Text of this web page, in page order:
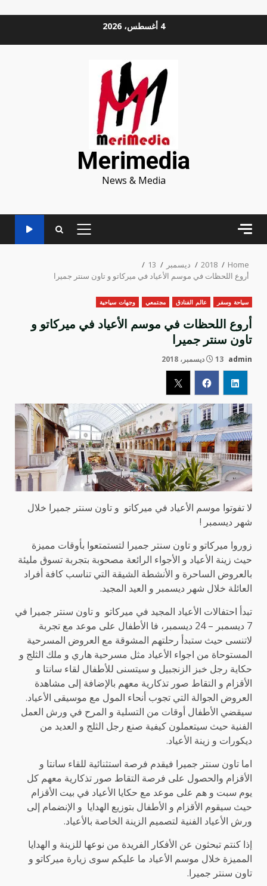
4 أغسطس، 2026
Merimedia
News & Media
PRIMARY
Home
2018 ديسمبر
13
أروع اللحظات في موسم الأعياد في ميركاتو و تاون سنتر جميرا
سياحة وسفر عالم الفنادق مجتمعي وجهات سياحية
أروع اللحظات في موسم الأعياد في ميركاتو و
تاون سنتر جميرا
admin 13 ديسمبر، 2018
لا تفوتوا موسم الأعياد في ميركاتو و تاون سنتر جميرا خلال
شهر ديسمبر !
زوروا ميركاتو و تاون سنتر جميرا لتستمتعوا بأوقات مميزة
حيث زينة الأعياد و الأجواء الرائعة مصحوبة بتجربة تسوق مليئة
بالعروض الساحرة و الأنشطة الشيقة التي تناسب كافة أفراد
العائلة خلال شهر ديسمبر و العيد المجيد.
تبدأ احتفالات الأعياد المجيد في ميركاتو و تاون سنتر جميرا في
7 ديسمبر – 24 ديسمبر، فا الأطفال على موعد مع تجربة
لاتنسى حيث ستبدأ رحلتهم المشوقة مع العروض المسرحية
المستوحاة من اجواء الأعياد مثل مسرحية هاري و ملك الثلج و
حكاية رجل خبز الزنجبيل و سيتسنى للأطفال لقاء سانتا و
الأقزام و التقاط صور تذكارية معهم بالإضافة إلى مشاهدة
العروض الجوالة التي تجوب أنحاء المول مع موسيقى الأعياد.
سيقضي الأطفال أوقات من التسلية و المرح في ورش العمل
الفنية حيث سيتعملون كيفية صنع رجل الثلج و العديد من
ديكورات و زينة الأعياد.
اما تاون سنتر جميرا فيقدم فرصة استثنائية للقاء سانتا و
الأقزام والحصول على فرصة التقاط صور تذكارية معهم كل
يوم سبت و هم على موعد مع حكايا الأعياد في بيت الأقزام
حيث سيقوم الأقزام و الأطفال بتوزيع الهدايا و الإنضمام إلى
ورش الأعياد الفنية لتصميم الزينة الخاصة بالأعياد.
إذا كنتم تبحثون عن الأفكار الفريدة من نوعها للزينة و الهدايا
المميزة خلال موسم الأعياد ما عليكم سوى زيارة ميركاتو و
تاون سنتر جميرا.